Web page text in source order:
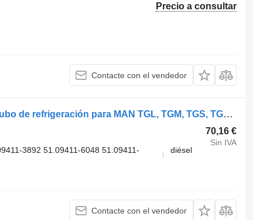
Precio a consultar
Contacte con el vendedor
MAN TGX 18.480 (01.07-) 51094116048 tubo de refrigeración para MAN TGL, TGM, TGS, TGX (2005-2021) camión
70,16 €
Sin IVA
3892 51.09411-6048 51.09411-
diésel
Contacte con el vendedor